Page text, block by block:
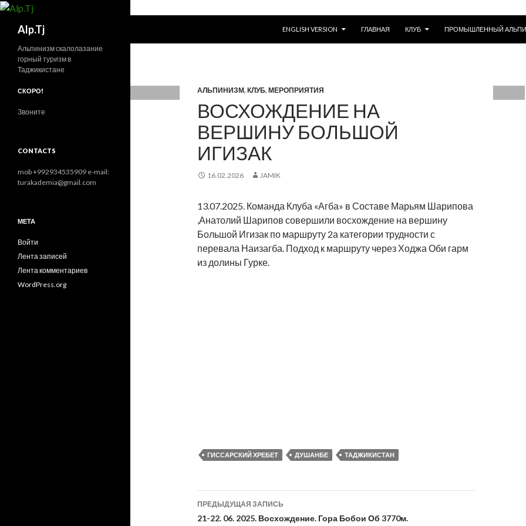
Alp.Tj
ENGLISH VERSION
ГЛАВНАЯ КЛУБ ПРОМЫШЛЕННЫЙ
АЛЬПИНИЗМ, КЛУБ, МЕРОПРИЯТИЯ
ВОСХОЖДЕНИЕ НА
ВЕРШИНУ БОЛЬШОЙ
ИГИЗАК
16.02.2026 JAMIK
13.07.2025. Команда Клуба «Агба» в Составе Марьям Шарипова
,Анатолий Шарипов совершили восхождение на вершину
Большой Игизак по маршруту 2а категории трудности с
перевала Наизагба. Подход к маршруту через Ходжа Оби гарм
из долины Гурке.
ГИССАРСКИЙ ХРЕБЕТ ДУШАНБЕ ТАДЖИКИСТАН
Навигация
по
ПРЕДЫДУЩАЯ ЗАПИСЬ
21-22. 06. 2025. Восхождение. Гора Бобои Об 3770м.
Альпинизм скалолазание
горный туризм в
Таджикистане
СКОРО!
Звоните
CONTACTS
mob +992934535909 e-mail:
turakademia@gmail.com
МЕТА
Войти
Лента записей
Лента комментариев
WordPress.org